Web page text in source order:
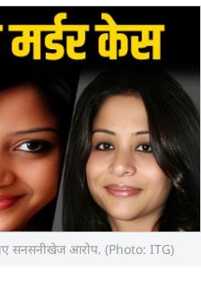
सनसनीखेज आरोप. (Photo: ITG)